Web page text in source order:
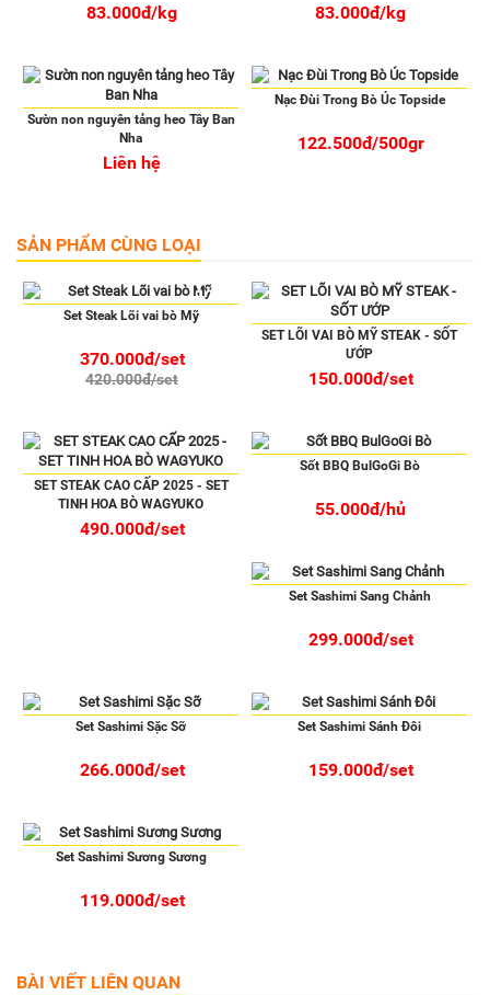
83.000đ/kg 83.000đ/kg
Sườn non nguyên tảng heo Tây Ban
Nha
Liên hệ
Nạc Đùi Trong Bò Úc Topside
122.500đ/500gr
SẢN PHẨM CÙNG LOẠI
Set Steak Lõi vai bò Mỹ
370.000đ/set
420.000đ/set
-12%
SET LÕI VAI BÒ MỸ STEAK - SỐT
ƯỚP
150.000đ/set
SET STEAK CAO CẤP 2025 - SET
TINH HOA BÒ WAGYUKO
490.000đ/set
Sốt BBQ BulGoGi Bò
55.000đ/hủ
Set Sashimi Sang Chảnh
299.000đ/set
Set Sashimi Sặc Sỡ
266.000đ/set
Set Sashimi Sánh Đôi
159.000đ/set
Set Sashimi Sương Sương
119.000đ/set
BÀI VIẾT LIÊN QUAN